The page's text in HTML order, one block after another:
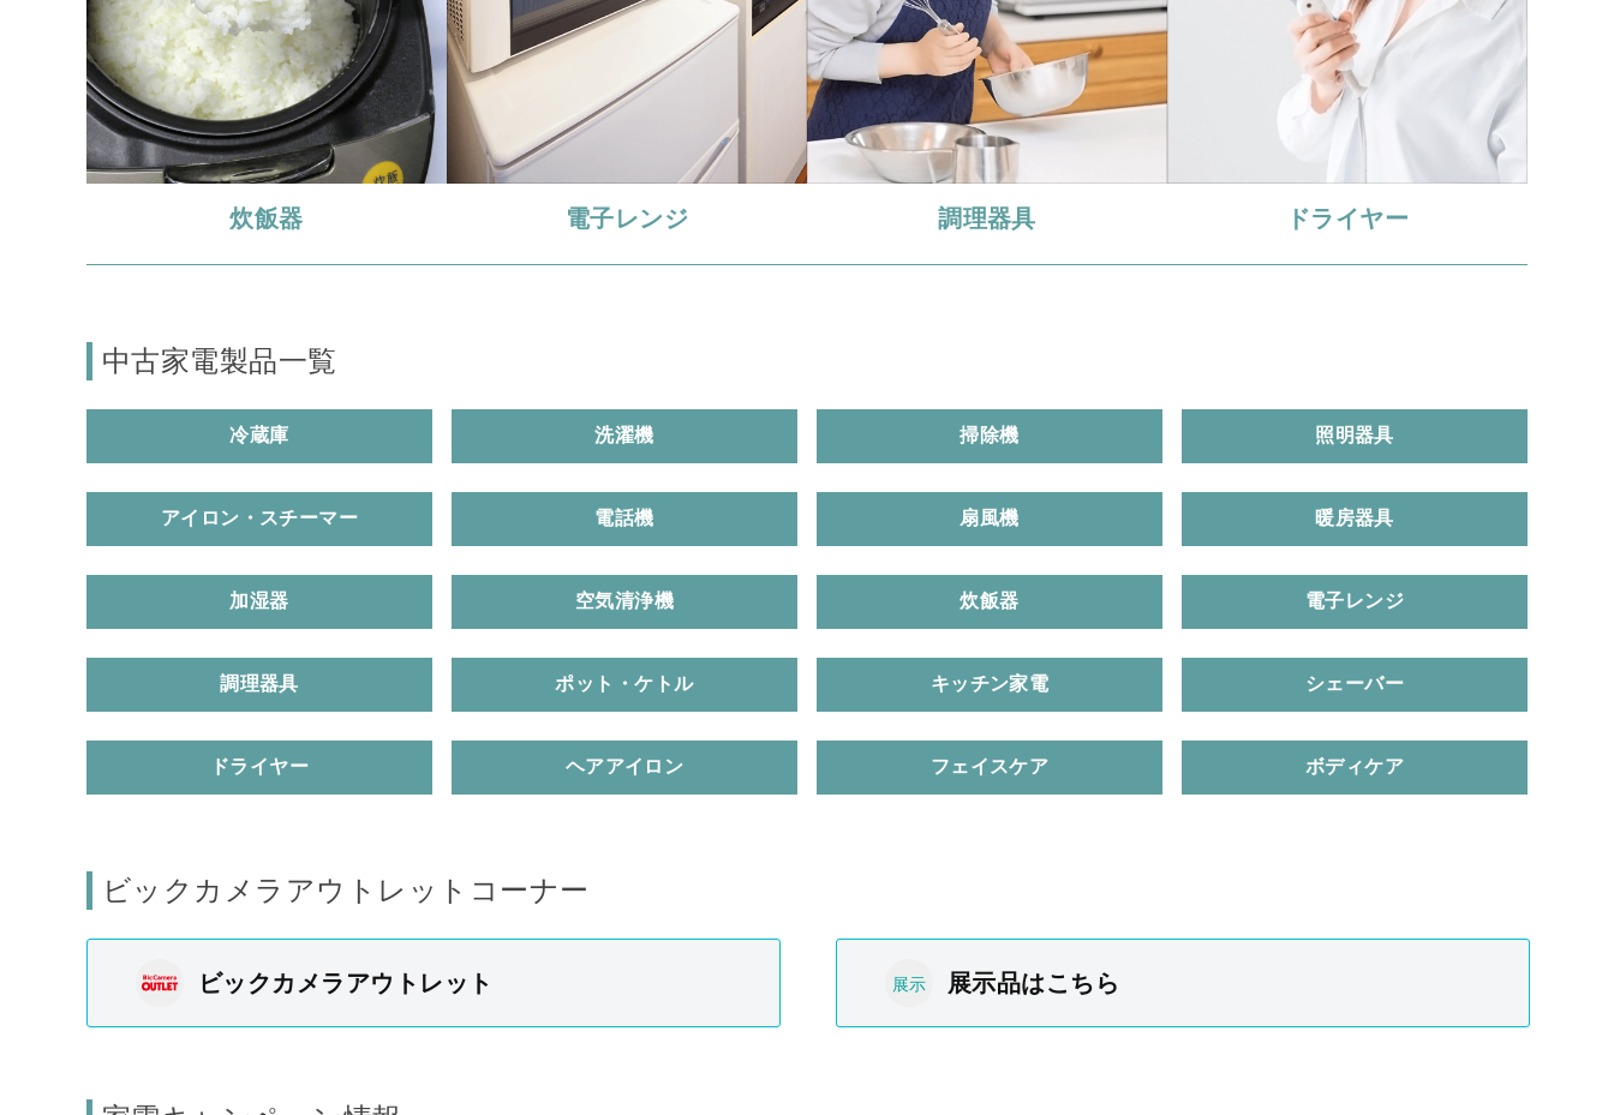
炊飯器 電子レンジ 調理器具 ドライヤー
中古家電製品一覧
冷蔵庫 洗濯機 掃除機 照明器具
アイロン・スチーマー 電話機 扇風機 暖房器具
加湿器 空気清浄機 炊飯器 電子レンジ
調理器具 ポット・ケトル キッチン家電 シェーバー
ドライヤー ヘアアイロン フェイスケア ボディケア
ビックカメラアウトレットコーナー
ビックカメラアウトレット 展示品はこちら